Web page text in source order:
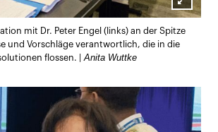
öffnen
mit Dr. Peter Engel (links) an der Spitze
und Vorschläge verantwortlich, die in die
flossen. | Anita Wuttke